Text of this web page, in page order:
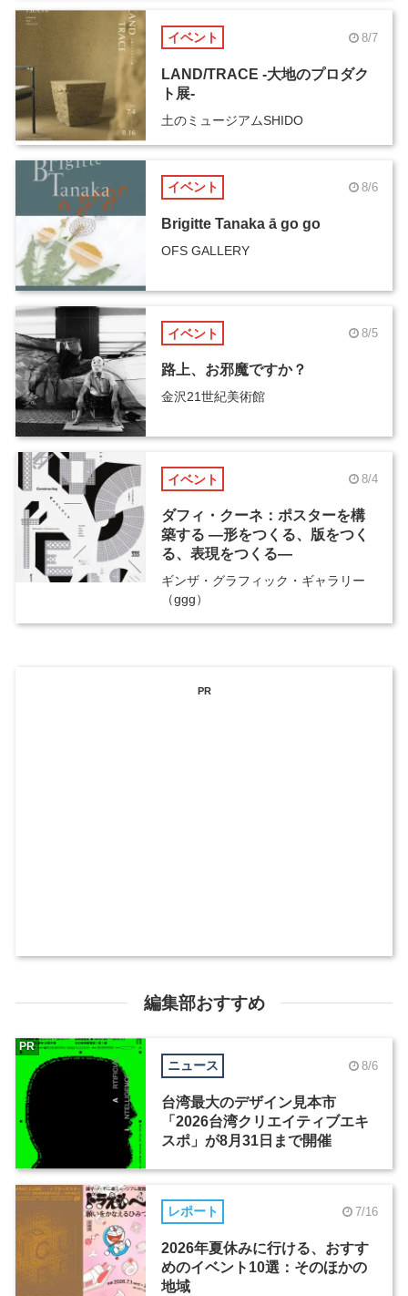
イベント 8/7
LAND/TRACE -大地のプロダク
ト展-
土のミュージアムSHIDO
イベント 8/6
Brigitte Tanaka ā go go
OFS GALLERY
イベント 8/5
路上、お邪魔ですか？
金沢21世紀美術館
イベント 8/4
ダフィ・クーネ：ポスターを構
築する ―形をつくる、版をつく
る、表現をつくる―
ギンザ・グラフィック・ギャラリー
（ggg）
PR
編集部おすすめ
ニュース 8/6
台湾最大のデザイン見本市
「2026台湾クリエイティブエキ
スポ」が8月31日まで開催
PR
レポート 7/16
2026年夏休みに行ける、おすす
めのイベント10選：そのほかの
地域